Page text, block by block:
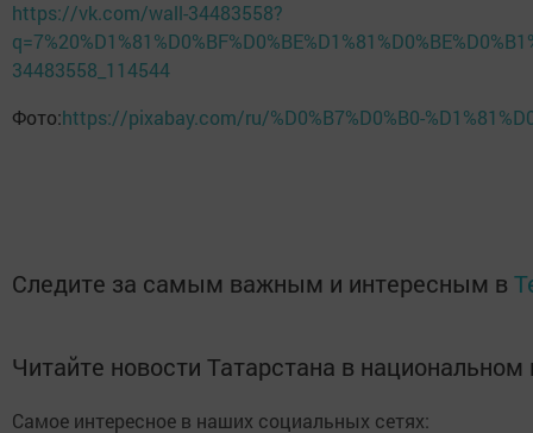
https://vk.com/wall-34483558?
34483558_114544
Фото:https://pixabay.com/ru/%D0%B7%D0%B0-
Следите за самым важным и интересным в
Читайте новости Татарстана в
Самое интересное в наших социальных сетях: